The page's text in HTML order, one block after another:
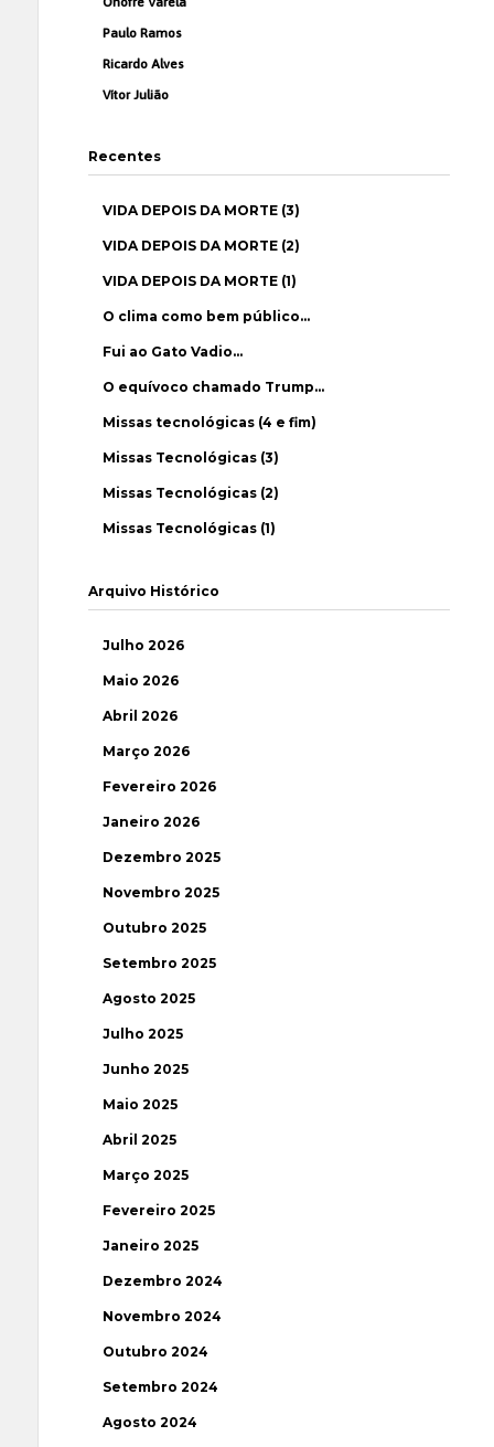
Paulo Ramos
Ricardo Alves
Vítor Julião
Recentes
VIDA DEPOIS DA MORTE (3)
VIDA DEPOIS DA MORTE (2)
VIDA DEPOIS DA MORTE (1)
O clima como bem público…
Fui ao Gato Vadio…
O equívoco chamado Trump…
Missas tecnológicas (4 e fim)
Missas Tecnológicas (3)
Missas Tecnológicas (2)
Missas Tecnológicas (1)
Arquivo Histórico
Julho 2026
Maio 2026
Abril 2026
Março 2026
Fevereiro 2026
Janeiro 2026
Dezembro 2025
Novembro 2025
Outubro 2025
Setembro 2025
Agosto 2025
Julho 2025
Junho 2025
Maio 2025
Abril 2025
Março 2025
Fevereiro 2025
Janeiro 2025
Dezembro 2024
Novembro 2024
Outubro 2024
Setembro 2024
Agosto 2024